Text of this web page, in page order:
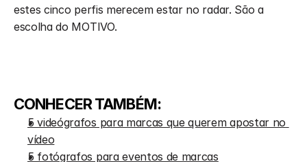
estes cinco perfis merecem estar no radar. São a
escolha do MOTIVO.
CONHECER TAMBÉM:
5 videógrafos para marcas que querem apostar no
vídeo
5 fotógrafos para eventos de marcas